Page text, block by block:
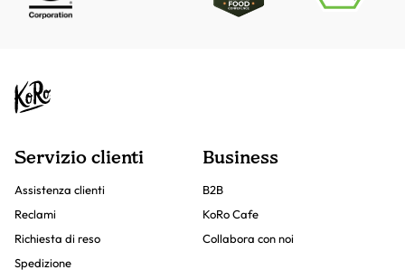
Servizio clienti
Assistenza clienti
Reclami
Richiesta di reso
Spedizione
Business
B2B
KoRo Cafe
Collabora con noi